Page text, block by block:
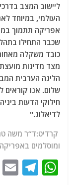
ליישוב המצב
העולמי, במיוחד
אפריקה תתמוך
שכבר התחילו
כובד משקלה
מצד מדינות
הליגה הערבית
שלום. אנו קוראים
חילוקי הדעות
לדיאלוג."
קרדיט:ד”ר משה
ומוסלמים
W
T